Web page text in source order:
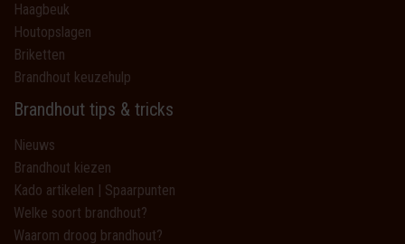
Haagbeuk
Houtopslagen
Briketten
Brandhout keuzehulp
Brandhout tips & tricks
Nieuws
Brandhout kiezen
Kado artikelen | Spaarpunten
Welke soort brandhout?
Waarom droog brandhout?